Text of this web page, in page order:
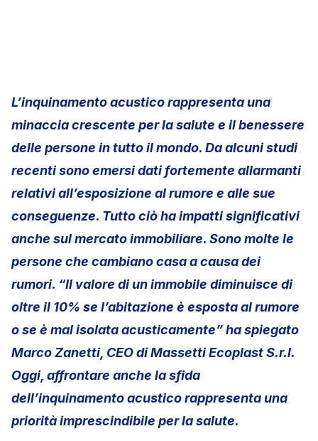
L’inquinamento acustico rappresenta una
minaccia crescente per la salute e il benessere
delle persone in tutto il mondo. Da alcuni studi
recenti sono emersi dati fortemente allarmanti
relativi all’esposizione al rumore e alle sue
conseguenze. Tutto ciò ha impatti significativi
anche sul mercato immobiliare. Sono molte le
persone che cambiano casa a causa dei
rumori. “Il valore di un immobile diminuisce di
oltre il 10% se l’abitazione è esposta al rumore
o se è mal isolata acusticamente” ha spiegato
Marco Zanetti, CEO di Massetti Ecoplast S.r.l.
Oggi, affrontare anche la sfida
dell’inquinamento acustico rappresenta una
priorità imprescindibile per la salute.